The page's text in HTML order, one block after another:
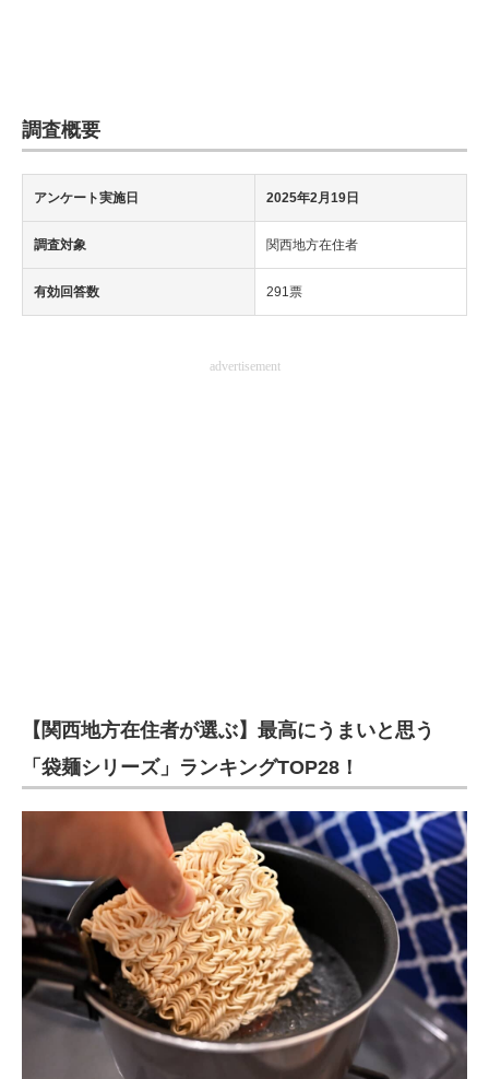
調査概要
アンケート実施日 2025年2月19日
調査対象 関西地方在住者
有効回答数 291票
advertisement
【関西地方在住者が選ぶ】最高にうまいと思う
「袋麺シリーズ」ランキングTOP28！